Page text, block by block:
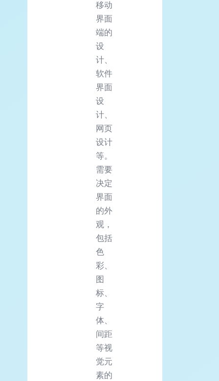
移动
界面
端的
设
计、
软件
界面
设
计、
网页
设计
等。
需要
决定
界面
的外
观，
包括
色
彩、
图
标、
字
体、
间距
等视
觉元
素的